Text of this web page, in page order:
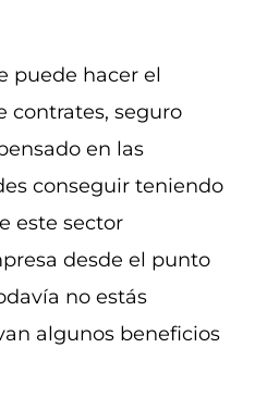
puede hacer el
contrates, seguro
en las
conseguir teniendo
este sector
desde el punto
no estás
algunos beneficios